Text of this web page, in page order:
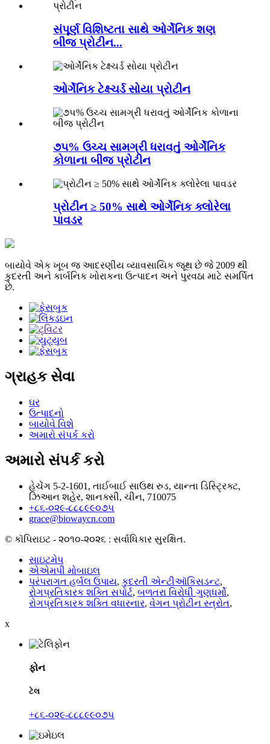
સંપૂર્ણ વિશિષ્ટતા સાથે ઓર્ગેનિક શણ
બીજ પ્રોટીન...
ઓર્ગેનિક ટેક્ષ્ચર્ડ સોયા પ્રોટીન
૭૫% ઉચ્ચ સામગ્રી ધરાવતું ઓર્ગેનિક
કોળાના બીજ પ્રોટીન
પ્રોટીન ≥ 50% સાથે ઓર્ગેનિક ક્લોરેલા
પાવડર
બાયોવે એક ખૂબ જ આદરણીય વ્યાવસાયિક જૂથ છે જે 2009 થી
કુદરતી અને કાર્બનિક ખોરાકના ઉત્પાદન અને પુરવઠા માટે સમર્પિત
છે.
ગ્રાહક સેવા
ઘર
ઉત્પાદનો
બાયોવે વિશે
અમારો સંપર્ક કરો
અમારો સંપર્ક કરો
હેચેંગ 5-2-1601, તાઈબાઈ સાઉથ રુડ, યાન્તા ડિસ્ટ્રિક્ટ,
ઝિઆન શહેર, શાનક્સી, ચીન, 710075
+૮૬-૦૨૯-૮૮૮૯૯૦૭૫
grace@biowaycn.com
© કૉપિરાઇટ - ૨૦૧૦-૨૦૨૬ : સર્વાધિકાર સુરક્ષિત.
સાઇટમેપ
એએમપી મોબાઇલ
પરંપરાગત હર્બલ ઉપાય, કુદરતી એન્ટીઑકિસડન્ટ,
રોગપ્રતિકારક શક્તિ સપોર્ટ, બળતરા વિરોધી ગુણધર્મો,
રોગપ્રતિકારક શક્તિ વધારનાર, વેગન પ્રોટીન સ્ત્રોત,
x
ફોન
ટેલ
+૮૬-૦૨૯-૮૮૮૯૯૦૭૫